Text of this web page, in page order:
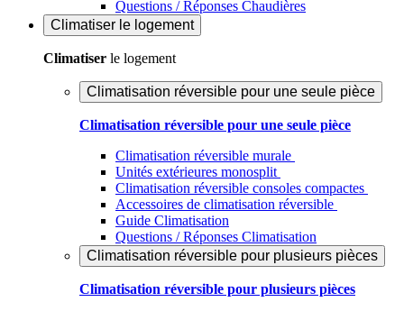
Questions / Réponses Chaudières
Climatiser le logement
Climatiser le logement
Climatisation réversible pour une seule pièce
Climatisation réversible pour une seule pièce
Climatisation réversible murale
Unités extérieures monosplit
Climatisation réversible consoles compactes
Accessoires de climatisation réversible
Guide Climatisation
Questions / Réponses Climatisation
Climatisation réversible pour plusieurs pièces
Climatisation réversible pour plusieurs pièces